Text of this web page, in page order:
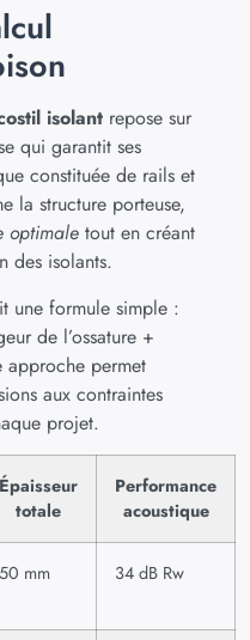
isolant repose sur
qui garantit ses
constituée de rails et
la structure porteuse,
optimale tout en créant
des isolants.
une formule simple :
de l’ossature +
approche permet
aux contraintes
projet.
Épaisseur
totale
Performance
acoustique
50 mm 34 dB Rw